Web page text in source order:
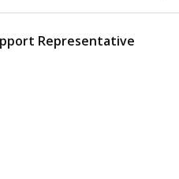
Representative